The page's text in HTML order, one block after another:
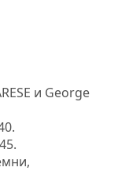
и George